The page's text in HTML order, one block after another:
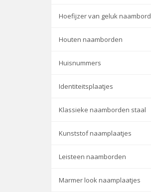
Hoefijzer van geluk naambord
Houten naamborden
Huisnummers
Identiteitsplaatjes
Klassieke naamborden staal
Kunststof naamplaatjes
Leisteen naamborden
Marmer look naamplaatjes